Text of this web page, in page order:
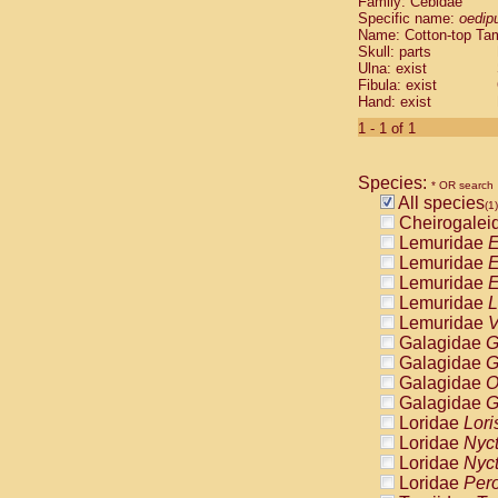
Cebidae
Cebidae
Cebidae
Cebidae
Cebidae
Cebidae
Cebidae
Cebidae
Cebidae
Cebidae
Cebidae
Cebidae
Atelidae
Atelidae
Atelidae
Atelidae
Atelidae
Atelidae
Atelidae
Atelidae
Atelidae
Atelidae
Pitheciidae
Specific name:
Name: Cotton-top
Skull: parts
Ulna: exist
Fibula: exist
Hand: exist
1 - 1 of 1
Species: * OR search
All species(1)
Lemuridae
Lemuridae
Lemuridae
Lemuridae
Lemuridae
Galagidae
Galagidae
Galagidae
Galagidae
Loridae
Loridae
Loridae
Loridae